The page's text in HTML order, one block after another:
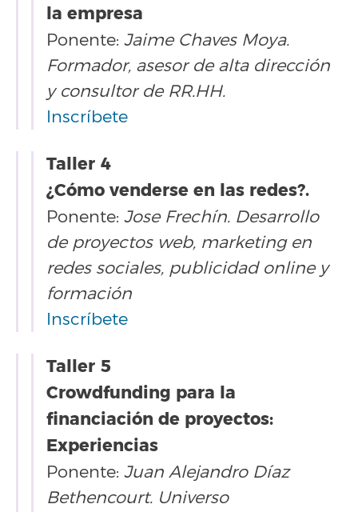
la empresa
Ponente: Jaime Chaves Moya.
Formador, asesor de alta dirección
y consultor de RR.HH.
Inscríbete
Taller 4
¿Cómo venderse en las redes?.
Ponente: Jose Frechín. Desarrollo
de proyectos web, marketing en
redes sociales, publicidad online y
formación
Inscríbete
Taller 5
Crowdfunding para la
financiación de proyectos:
Experiencias
Ponente: Juan Alejandro Díaz
Bethencourt. Universo